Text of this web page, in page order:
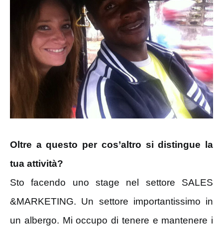
Oltre a questo per cos’altro si distingue la
tua attività?
Sto facendo uno stage nel settore SALES
&MARKETING. Un settore importantissimo in
un albergo. Mi occupo di tenere e mantenere i